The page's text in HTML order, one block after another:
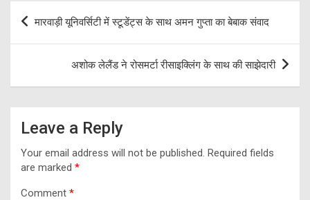
Post
navigation
मारवाड़ी यूनिवर्सिटी में स्टूडेंट्स के साथ अमन गुप्ता का बेबाक संवाद
अशोक लेलैंड ने रोसमर्टा रीसाइक्लिंग के साथ की साझेदारी
Leave a Reply
Your email address will not be published. Required fields
are marked *
Comment *